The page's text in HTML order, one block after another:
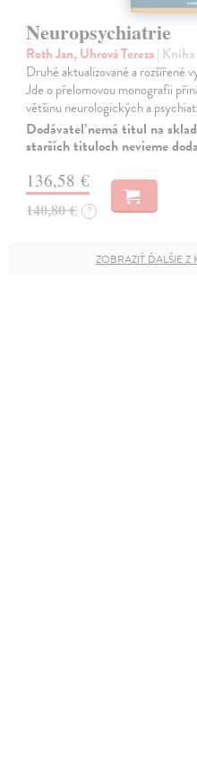
Neuropsychiatrie
Roth Jan, Uhrová Tereza| Kniha
Druhé aktualizované a rozšířené
Jde o přelomovou monografii
většinu neurologických a
Dodávateľ nemá titul na
starších tituloch nevieme
136,58 €
140,80 € ?
ZOBRAZIŤ ĎALŠIE